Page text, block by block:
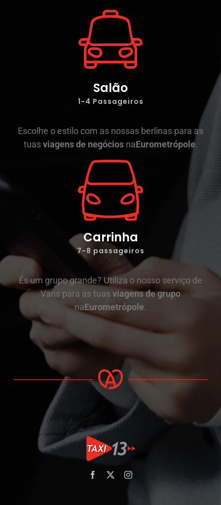
Salão
1-4 Passageiros
Escolhe o estilo com as nossas berlinas para as
tuasviagens de negóciosnaEurometrópole.
Carrinha
7-8 passageiros
És um grupo grande? Utiliza o nosso serviço de
Vans para as tuas viagens de grupo
naEurometrópole.